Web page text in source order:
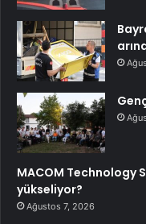
MACOM Technology
yükseliyor?
Ağustos 7, 2026